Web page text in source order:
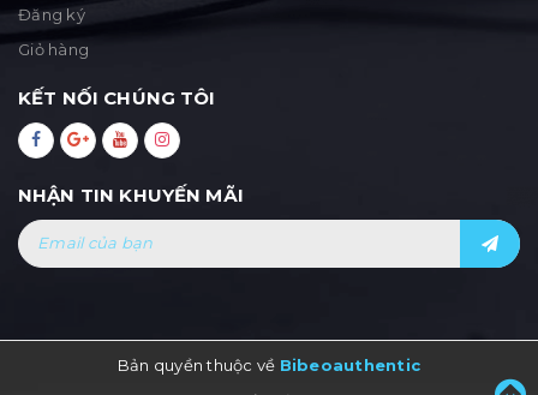
Đăng ký
Giỏ hàng
KẾT NỐI CHÚNG TÔI
NHẬN TIN KHUYẾN MÃI
Bản quyền thuộc về Bibeoauthentic